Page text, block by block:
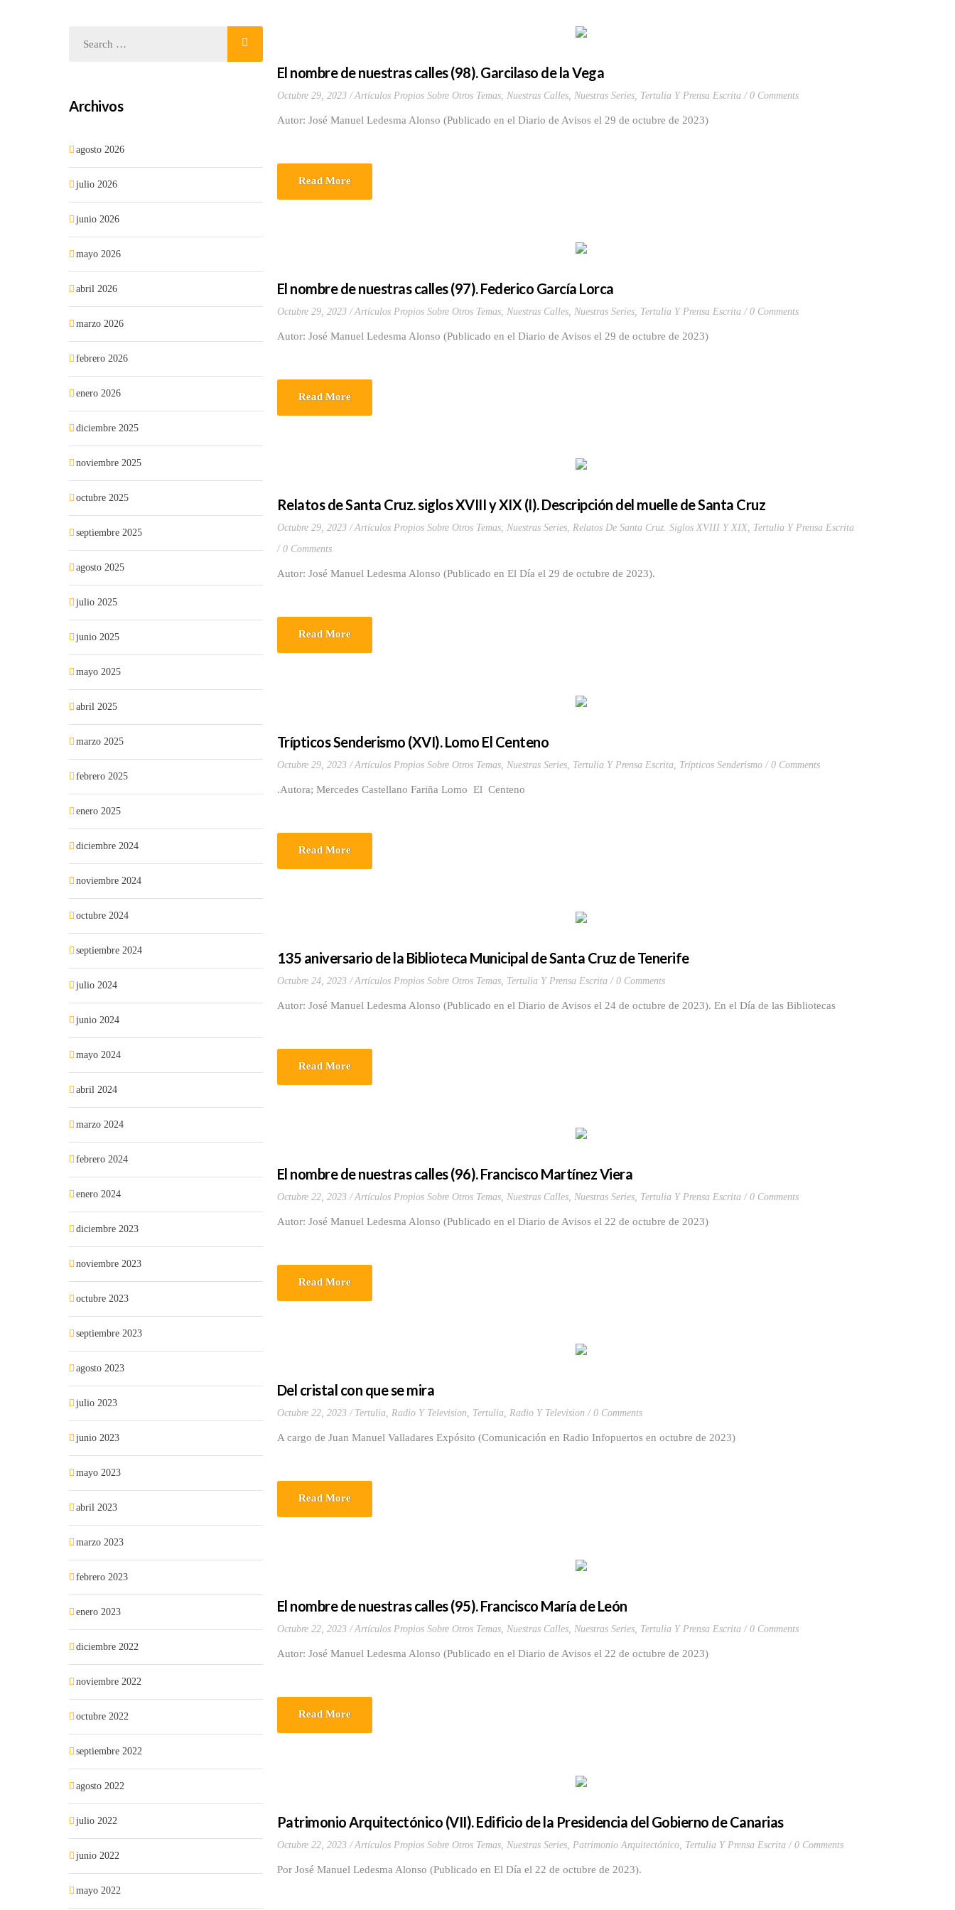
El nombre de nuestras calles (98). Garcilaso de la Vega
Octubre 29, 2023 Artículos Propios Sobre Otros Temas, Nuestras Calles, Nuestras Series, Tertulia Y Prensa Escrita 0 Comments
Autor: José Manuel Ledesma Alonso (Publicado en el Diario de Avisos el 29 de octubre de 2023)
Read More
El nombre de nuestras calles (97). Federico García Lorca
Octubre 29, 2023 Artículos Propios Sobre Otros Temas, Nuestras Calles, Nuestras Series, Tertulia Y Prensa Escrita 0 Comments
Autor: José Manuel Ledesma Alonso (Publicado en el Diario de Avisos el 29 de octubre de 2023)
Read More
Relatos de Santa Cruz. siglos XVIII y XIX (I). Descripción del muelle de Santa Cruz
Octubre 29, 2023 Artículos Propios Sobre Otros Temas, Nuestras Series, Relatos De Santa Cruz. Siglos XVIII Y XIX, Tertulia Y Prensa Escrita
0 Comments
Autor: José Manuel Ledesma Alonso (Publicado en El Día el 29 de octubre de 2023).
Read More
Trípticos Senderismo (XVI). Lomo El Centeno
Octubre 29, 2023 Artículos Propios Sobre Otros Temas, Nuestras Series, Tertulia Y Prensa Escrita, Trípticos Senderismo 0 Comments
.Autora; Mercedes Castellano Fariña Lomo El Centeno
Read More
135 aniversario de la Biblioteca Municipal de Santa Cruz de Tenerife
Octubre 24, 2023 Artículos Propios Sobre Otros Temas, Tertulia Y Prensa Escrita 0 Comments
Autor: José Manuel Ledesma Alonso (Publicado en el Diario de Avisos el 24 de octubre de 2023). En el Día de las Bibliotecas
Read More
El nombre de nuestras calles (96). Francisco Martínez Viera
Octubre 22, 2023 Artículos Propios Sobre Otros Temas, Nuestras Calles, Nuestras Series, Tertulia Y Prensa Escrita 0 Comments
Autor: José Manuel Ledesma Alonso (Publicado en el Diario de Avisos el 22 de octubre de 2023)
Read More
Del cristal con que se mira
Octubre 22, 2023 Tertulia, Radio Y Television, Tertulia, Radio Y Television 0 Comments
A cargo de Juan Manuel Valladares Expósito (Comunicación en Radio Infopuertos en octubre de 2023)
Read More
El nombre de nuestras calles (95). Francisco María de León
Octubre 22, 2023 Artículos Propios Sobre Otros Temas, Nuestras Calles, Nuestras Series, Tertulia Y Prensa Escrita 0 Comments
Autor: José Manuel Ledesma Alonso (Publicado en el Diario de Avisos el 22 de octubre de 2023)
Read More
Patrimonio Arquitectónico (VII). Edificio de la Presidencia del Gobierno de Canarias
Octubre 22, 2023 Artículos Propios Sobre Otros Temas, Nuestras Series, Patrimonio Arquitectónico, Tertulia Y Prensa Escrita 0 Comments
Por José Manuel Ledesma Alonso (Publicado en El Día el 22 de octubre de 2023).
Archivos
agosto 2026
julio 2026
junio 2026
mayo 2026
abril 2026
marzo 2026
febrero 2026
enero 2026
diciembre 2025
noviembre 2025
octubre 2025
septiembre 2025
agosto 2025
julio 2025
junio 2025
mayo 2025
abril 2025
marzo 2025
febrero 2025
enero 2025
diciembre 2024
noviembre 2024
octubre 2024
septiembre 2024
julio 2024
junio 2024
mayo 2024
abril 2024
marzo 2024
febrero 2024
enero 2024
diciembre 2023
noviembre 2023
octubre 2023
septiembre 2023
agosto 2023
julio 2023
junio 2023
mayo 2023
abril 2023
marzo 2023
febrero 2023
enero 2023
diciembre 2022
noviembre 2022
octubre 2022
septiembre 2022
agosto 2022
julio 2022
junio 2022
mayo 2022